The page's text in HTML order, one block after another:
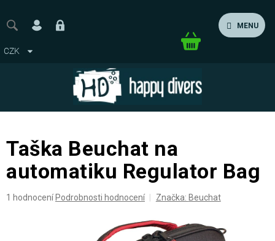
obsah
MENU
CZK
Nákupní
Taška Beuchat na
automatiku Regulator Bag
Průměrné
1 hodnocení Podrobnosti hodnocení Značka: Beuchat